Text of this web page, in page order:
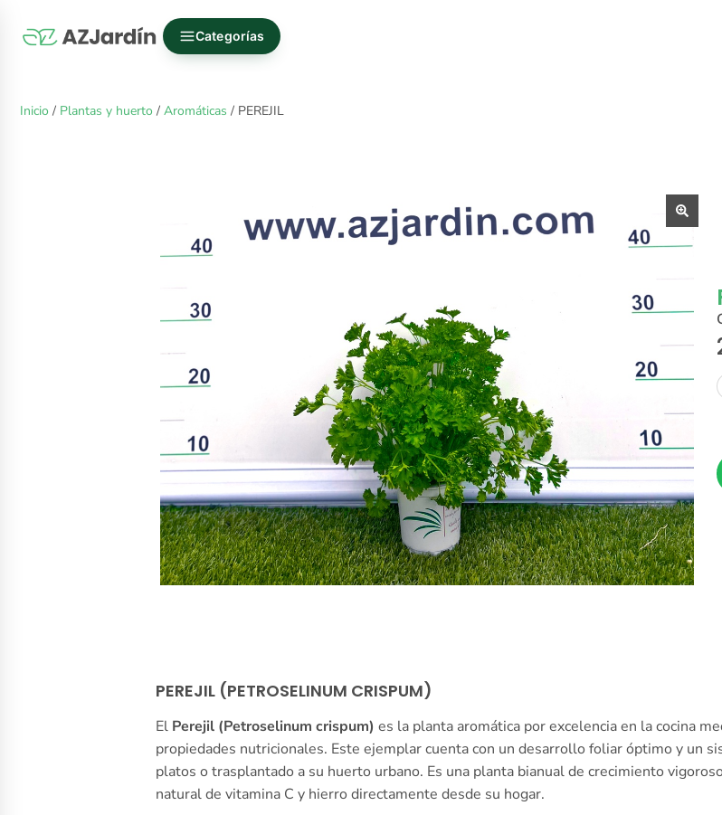
Categorías
Inicio / Plantas y huerto / Aromáticas / PEREJIL
PEREJIL (PETROSELINUM CRISPUM)
El Perejil (Petroselinum crispum) es la planta aromática por excelencia en la cocina
propiedades nutricionales. Este ejemplar cuenta con un desarrollo foliar óptimo y un
platos o trasplantado a su huerto urbano. Es una planta bianual de crecimiento
natural de vitamina C y hierro directamente desde su hogar.